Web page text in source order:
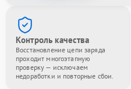
Контроль качества
Восстановление цепи заряда
проходит многоэтапную
проверку — исключаем
недоработки и повторные сбои.